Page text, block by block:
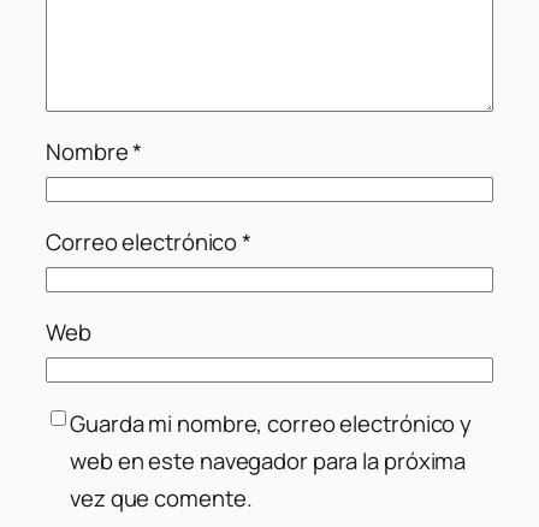
Nombre*
Correo electrónico*
Web
Guarda mi nombre, correo electrónico y
web en este navegador para la próxima
vez que comente.